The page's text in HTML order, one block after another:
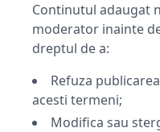
Continutul adaugat
moderator inainte
dreptul de a:
Refuza
acesti termeni;
Modifica sau